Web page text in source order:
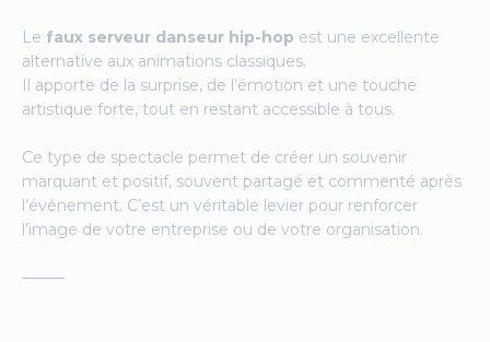
Le faux serveur danseur hip-hop est une excellente
alternative aux animations classiques.
Il apporte de la surprise, de l’émotion et une touche
artistique forte, tout en restant accessible à tous.
Ce type de spectacle permet de créer un souvenir
marquant et positif, souvent partagé et commenté après
l’événement. C’est un véritable levier pour renforcer
l’image de votre entreprise ou de votre organisation.
⸻